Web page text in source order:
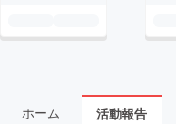
ホーム 活動報告